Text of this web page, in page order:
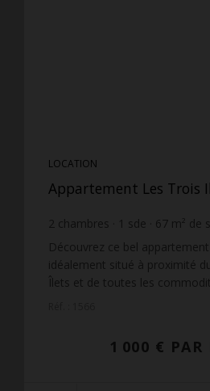
LOCATION
Appartement Les Trois
2 chambres 1 sde 67 m² de
prix / m²
Découvrez ce bel
idéalement situé à proximité
Îlets et de toutes les
1 000 € PAR